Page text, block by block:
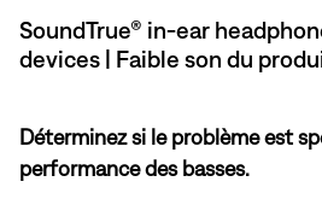
SoundTrue® in-ear
devices | Faible son du
Déterminez si le problème est
performance des basses.